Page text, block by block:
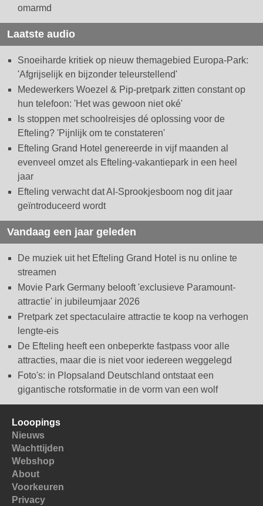
omarmd
Laatste audio
Snoeiharde kritiek op nieuw themagebied Europa-Park:
'Afgrijselijk en bijzonder teleurstellend'
Medewerkers Woezel & Pip-pretpark zitten constant op
hun telefoon: 'Het was gewoon niet oké'
Is stoppen met schoolreisjes dé oplossing voor de
Efteling? 'Pijnlijk om te constateren'
Efteling Grand Hotel genereerde in vijf maanden al
evenveel omzet als Efteling-vakantiepark in een heel
jaar
Efteling verwacht dat AI-Sprookjesboom nog dit jaar
geïntroduceerd wordt
Vandaag een jaar geleden
De muziek uit het Efteling Grand Hotel is nu online te
streamen
Movie Park Germany belooft 'exclusieve Paramount-
attractie' in jubileumjaar 2026
Pretpark zet spectaculaire attractie te koop na verhogen
lengte-eis
De Efteling heeft een onbeperkte fastpass voor alle
attracties, maar die is niet voor iedereen weggelegd
Foto's: in Plopsaland Deutschland ontstaat een
gigantische rotsformatie in de vorm van een wolf
Looopings
Nieuws
Wachttijden
Webshop
About
Voorkeuren
Privacy